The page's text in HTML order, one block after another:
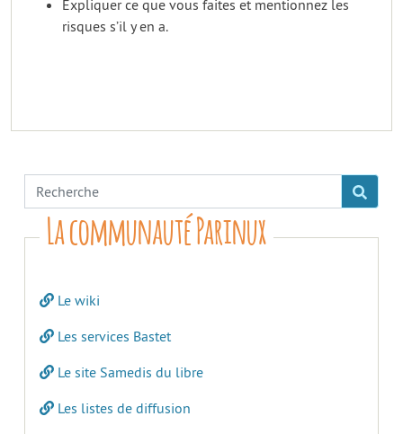
Expliquer ce que vous faites et mentionnez les
risques s’il y en a.
La communauté Parinux
Le wiki
Les services Bastet
Le site Samedis du libre
Les listes de diffusion